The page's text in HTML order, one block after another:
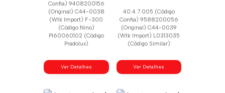
Confia) 9408200156
(Original) C44-0038
(Wtk Import) F-300
(Código Nino)
Pl60060102 (Código
Pradolux)
Ver Detalhes
40.4.7.005 (Código
Confia) 9588200056
(Original) C44-0039
(Wtk Import) L0313035
(Código Similar)
Ver Detalhes